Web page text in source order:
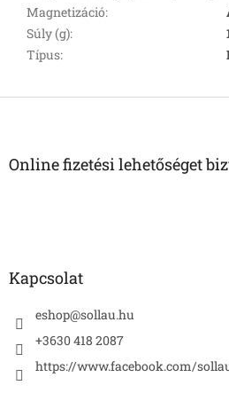
Magnetizáció:
Súly (g):
Típus:
L
Online fizetési lehetőséget
Kapcsolat
eshop@sollau.hu
+3630 418 2087
https://www.facebook.com/